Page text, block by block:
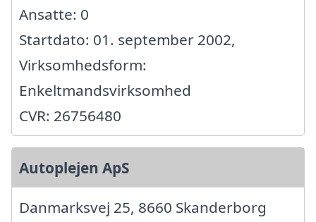
Ansatte: 0
Startdato: 01. september 2002,
Virksomhedsform:
Enkeltmandsvirksomhed
CVR: 26756480
Autoplejen ApS
Danmarksvej 25, 8660 Skanderborg